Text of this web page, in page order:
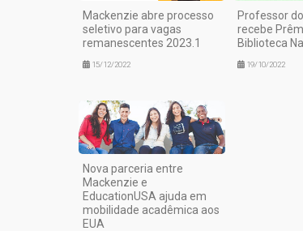
Mackenzie abre processo
seletivo para vagas
remanescentes 2023.1
15/12/2022
Professor
recebe
Biblioteca
19/10/2022
Nova parceria entre
Mackenzie e
EducationUSA ajuda em
mobilidade acadêmica aos
EUA